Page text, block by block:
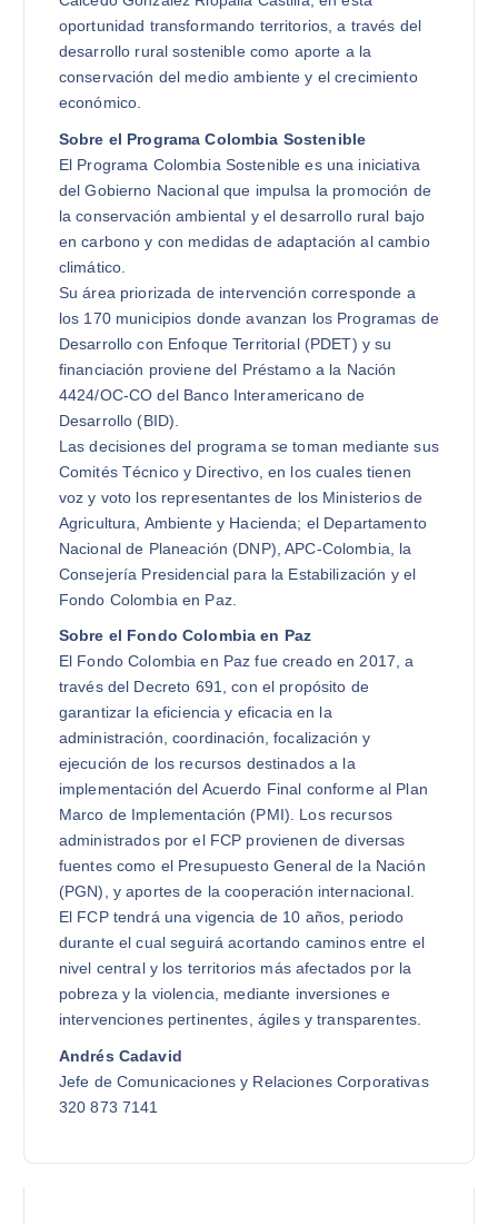
oportunidad transformando territorios, a través del
desarrollo rural sostenible como aporte a la
conservación del medio ambiente y el crecimiento
económico.
Sobre el Programa Colombia Sostenible
El Programa Colombia Sostenible es una iniciativa
del Gobierno Nacional que impulsa la promoción de
la conservación ambiental y el desarrollo rural bajo
en carbono y con medidas de adaptación al cambio
climático.
Su área priorizada de intervención corresponde a
los 170 municipios donde avanzan los Programas de
Desarrollo con Enfoque Territorial (PDET) y su
financiación proviene del Préstamo a la Nación
4424/OC-CO del Banco Interamericano de
Desarrollo (BID).
Las decisiones del programa se toman mediante sus
Comités Técnico y Directivo, en los cuales tienen
voz y voto los representantes de los Ministerios de
Agricultura, Ambiente y Hacienda; el Departamento
Nacional de Planeación (DNP), APC-Colombia, la
Consejería Presidencial para la Estabilización y el
Fondo Colombia en Paz.
Sobre el Fondo Colombia en Paz
El Fondo Colombia en Paz fue creado en 2017, a
través del Decreto 691, con el propósito de
garantizar la eficiencia y eficacia en la
administración, coordinación, focalización y
ejecución de los recursos destinados a la
implementación del Acuerdo Final conforme al Plan
Marco de Implementación (PMI). Los recursos
administrados por el FCP provienen de diversas
fuentes como el Presupuesto General de la Nación
(PGN), y aportes de la cooperación internacional.
El FCP tendrá una vigencia de 10 años, periodo
durante el cual seguirá acortando caminos entre el
nivel central y los territorios más afectados por la
pobreza y la violencia, mediante inversiones e
intervenciones pertinentes, ágiles y transparentes.
Andrés Cadavid
Jefe de Comunicaciones y Relaciones Corporativas
320 873 7141